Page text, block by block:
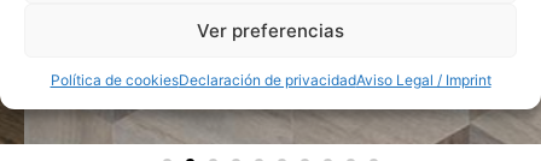
Ver preferencias
Política de cookiesDeclaración de privacidadAviso Legal / Imprint